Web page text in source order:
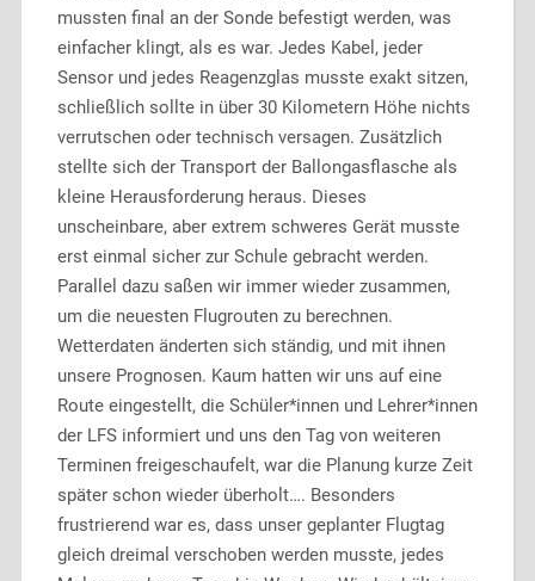
mussten final an der Sonde befestigt werden, was
einfacher klingt, als es war. Jedes Kabel, jeder
Sensor und jedes Reagenzglas musste exakt sitzen,
schließlich sollte in über 30 Kilometern Höhe nichts
verrutschen oder technisch versagen. Zusätzlich
stellte sich der Transport der Ballongasflasche als
kleine Herausforderung heraus. Dieses
unscheinbare, aber extrem schweres Gerät musste
erst einmal sicher zur Schule gebracht werden.
Parallel dazu saßen wir immer wieder zusammen,
um die neuesten Flugrouten zu berechnen.
Wetterdaten änderten sich ständig, und mit ihnen
unsere Prognosen. Kaum hatten wir uns auf eine
Route eingestellt, die Schüler*innen und Lehrer*innen
der LFS informiert und uns den Tag von weiteren
Terminen freigeschaufelt, war die Planung kurze Zeit
später schon wieder überholt…. Besonders
frustrierend war es, dass unser geplanter Flugtag
gleich dreimal verschoben werden musste, jedes